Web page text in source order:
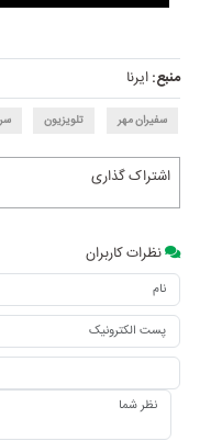
منبع:ایرنا
سفیران مهر تلویزیون
اشتراک گذاری
نظرات کاربران